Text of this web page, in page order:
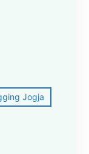
Jogja